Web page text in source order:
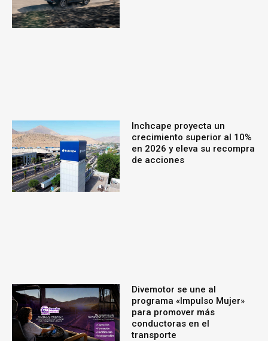
Inchcape proyecta un
crecimiento superior al 10%
en 2026 y eleva su recompra
de acciones
Divemotor se une al
programa «Impulso Mujer»
para promover más
conductoras en el
transporte